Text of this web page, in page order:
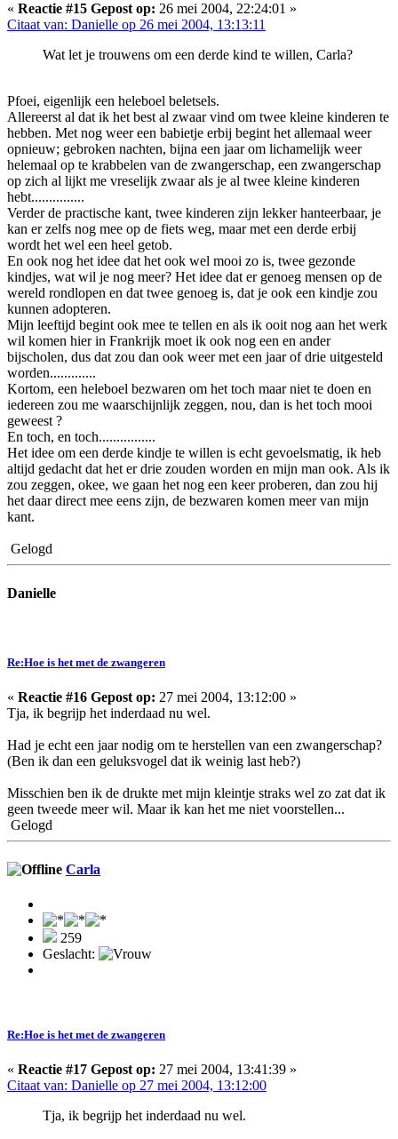
« Reactie #15 Gepost op: 26 mei 2004, 22:24:01 »
Citaat van: Danielle op 26 mei 2004, 13:13:11
Wat let je trouwens om een derde kind te willen, Carla?
Pfoei, eigenlijk een heleboel beletsels.
Allereerst al dat ik het best al zwaar vind om twee kleine kinderen te
hebben. Met nog weer een babietje erbij begint het allemaal weer
opnieuw; gebroken nachten, bijna een jaar om lichamelijk weer
helemaal op te krabbelen van de zwangerschap, een zwangerschap
op zich al lijkt me vreselijk zwaar als je al twee kleine kinderen
hebt...............
Verder de practische kant, twee kinderen zijn lekker hanteerbaar, je
kan er zelfs nog mee op de fiets weg, maar met een derde erbij
wordt het wel een heel getob.
En ook nog het idee dat het ook wel mooi zo is, twee gezonde
kindjes, wat wil je nog meer? Het idee dat er genoeg mensen op de
wereld rondlopen en dat twee genoeg is, dat je ook een kindje zou
kunnen adopteren.
Mijn leeftijd begint ook mee te tellen en als ik ooit nog aan het werk
wil komen hier in Frankrijk moet ik ook nog een en ander
bijscholen, dus dat zou dan ook weer met een jaar of drie uitgesteld
worden.............
Kortom, een heleboel bezwaren om het toch maar niet te doen en
iedereen zou me waarschijnlijk zeggen, nou, dan is het toch mooi
geweest ?
En toch, en toch................
Het idee om een derde kindje te willen is echt gevoelsmatig, ik heb
altijd gedacht dat het er drie zouden worden en mijn man ook. Als ik
zou zeggen, okee, we gaan het nog een keer proberen, dan zou hij
het daar direct mee eens zijn, de bezwaren komen meer van mijn
kant.
Gelogd
Danielle
Re:Hoe is het met de zwangeren
« Reactie #16 Gepost op: 27 mei 2004, 13:12:00 »
Tja, ik begrijp het inderdaad nu wel.
Had je echt een jaar nodig om te herstellen van een zwangerschap?
(Ben ik dan een geluksvogel dat ik weinig last heb?)
Misschien ben ik de drukte met mijn kleintje straks wel zo zat dat ik
geen tweede meer wil. Maar ik kan het me niet voorstellen...
Gelogd
Carla
259
Geslacht:
Re:Hoe is het met de zwangeren
« Reactie #17 Gepost op: 27 mei 2004, 13:41:39 »
Citaat van: Danielle op 27 mei 2004, 13:12:00
Tja, ik begrijp het inderdaad nu wel.